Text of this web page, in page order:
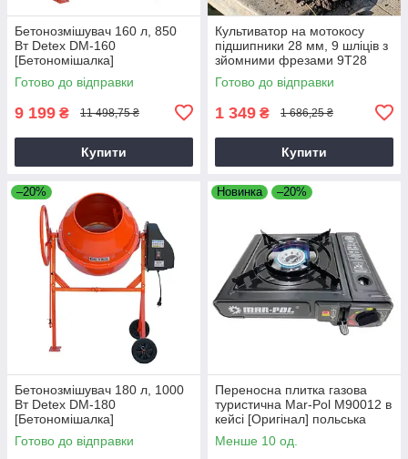
Бетонозмішувач 160 л, 850
Вт Detex DM-160
[Бетономішалка]
Готово до відправки
9 199 ₴ 11 498,75 ₴
Купити
Культиватор на мотокосу
підшипники 28 мм, 9 шліців з
зйомними фрезами 9T28
Готово до відправки
1 349 ₴ 1 686,25 ₴
Купити
–20%
Бетонозмішувач 180 л, 1000
Вт Detex DM-180
[Бетономішалка]
Готово до відправки
Новинка –20%
Переносна плитка газова
туристична Mar-Pol M90012 в
кейсі [Оригінал] польська
Менше 10 од.